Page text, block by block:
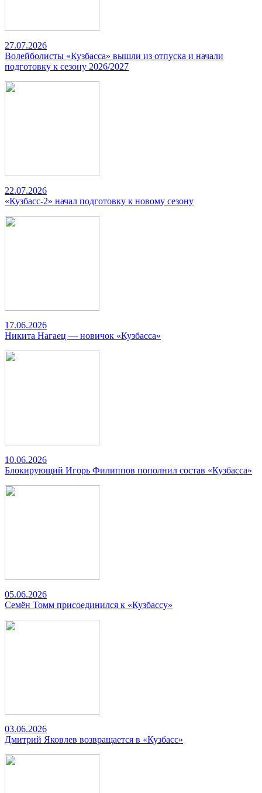
27.07.2026
Волейболисты «Кузбасса» вышли из отпуска и начали
подготовку к сезону 2026/2027
22.07.2026
«Кузбасс-2» начал подготовку к новому сезону
17.06.2026
Никита Нагаец — новичок «Кузбасса»
10.06.2026
Блокирующий Игорь Филиппов пополнил состав «Кузбасса»
05.06.2026
Семён Томм присоединился к «Кузбассу»
03.06.2026
Дмитрий Яковлев возвращается в «Кузбасс»